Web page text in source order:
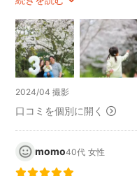
3歳を迎え、昨年一昨年と
当に大きくなったなぁと感
思い出に残る写真を今回も
また七五三でお世話になり
2024/04 撮影
口コミを個別に開く
momo40代 女性